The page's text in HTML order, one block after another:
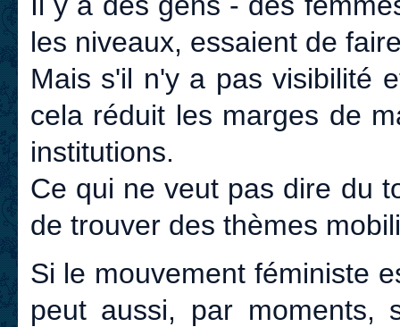
les niveaux, essaient de
Mais s'il n'y a pas visibilité
cela réduit les marges de
institutions.
Ce qui ne veut pas dire du
de trouver des thèmes
Si le mouvement féministe
peut aussi, par moments,